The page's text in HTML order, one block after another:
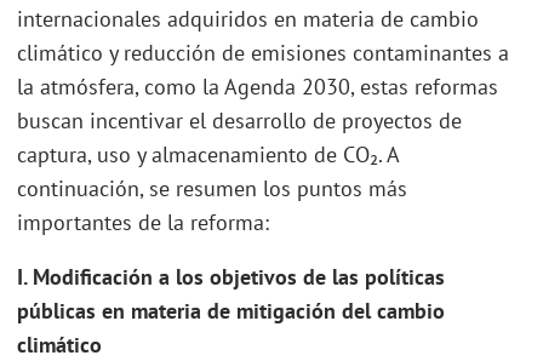
internacionales adquiridos en materia de cambio
climático y reducción de emisiones contaminantes a
la atmósfera, como la Agenda 2030, estas reformas
buscan incentivar el desarrollo de proyectos de
captura, uso y almacenamiento de CO₂. A
continuación, se resumen los puntos más
importantes de la reforma:
I. Modificación a los objetivos de las políticas
públicas en materia de mitigación del cambio
climático